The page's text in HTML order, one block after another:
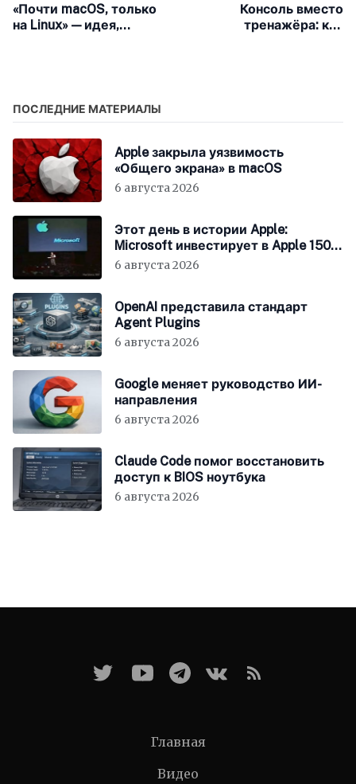
«Почти macOS, только
на Linux» — идея,
Консоль вместо
тренажёра: как
ПОСЛЕДНИЕ МАТЕРИАЛЫ
Apple закрыла уязвимость
«Общего экрана» в macOS
6 августа 2026
Этот день в истории Apple:
Microsoft инвестирует в Apple 150
миллионов долларов
6 августа 2026
OpenAI представила стандарт
Agent Plugins
6 августа 2026
Google меняет руководство ИИ-
направления
6 августа 2026
Claude Code помог восстановить
доступ к BIOS ноутбука
6 августа 2026
Главная
Видео